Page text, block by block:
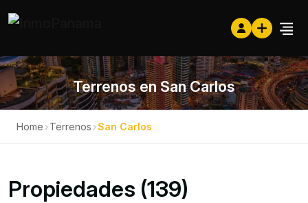
Terrenos en San Carlos
Home ›Terrenos ›San Carlos
Propiedades (139)